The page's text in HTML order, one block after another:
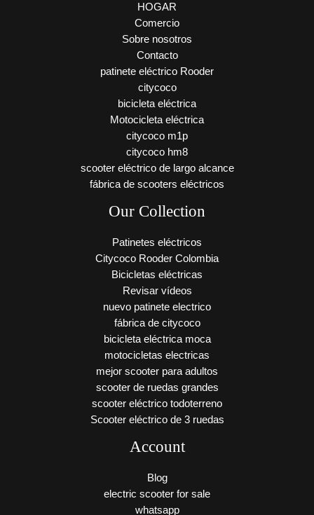
HOGAR
Comercio
Sobre nosotros
Contacto
patinete eléctrico Rooder
citycoco
bicicleta eléctrica
Motocicleta eléctrica
citycoco m1p
citycoco hm8
scooter eléctrico de largo alcance
fábrica de scooters eléctricos
Our Collection
Patinetes eléctricos
Citycoco Rooder Colombia
Bicicletas eléctricas
Revisar vídeos
nuevo patinete electrico
fábrica de citycoco
bicicleta eléctrica moca
motocicletas electricas
mejor scooter para adultos
scooter de ruedas grandes
scooter eléctrico todoterreno
Scooter eléctrico de 3 ruedas
Account
Blog
electric scooter for sale
whatsapp